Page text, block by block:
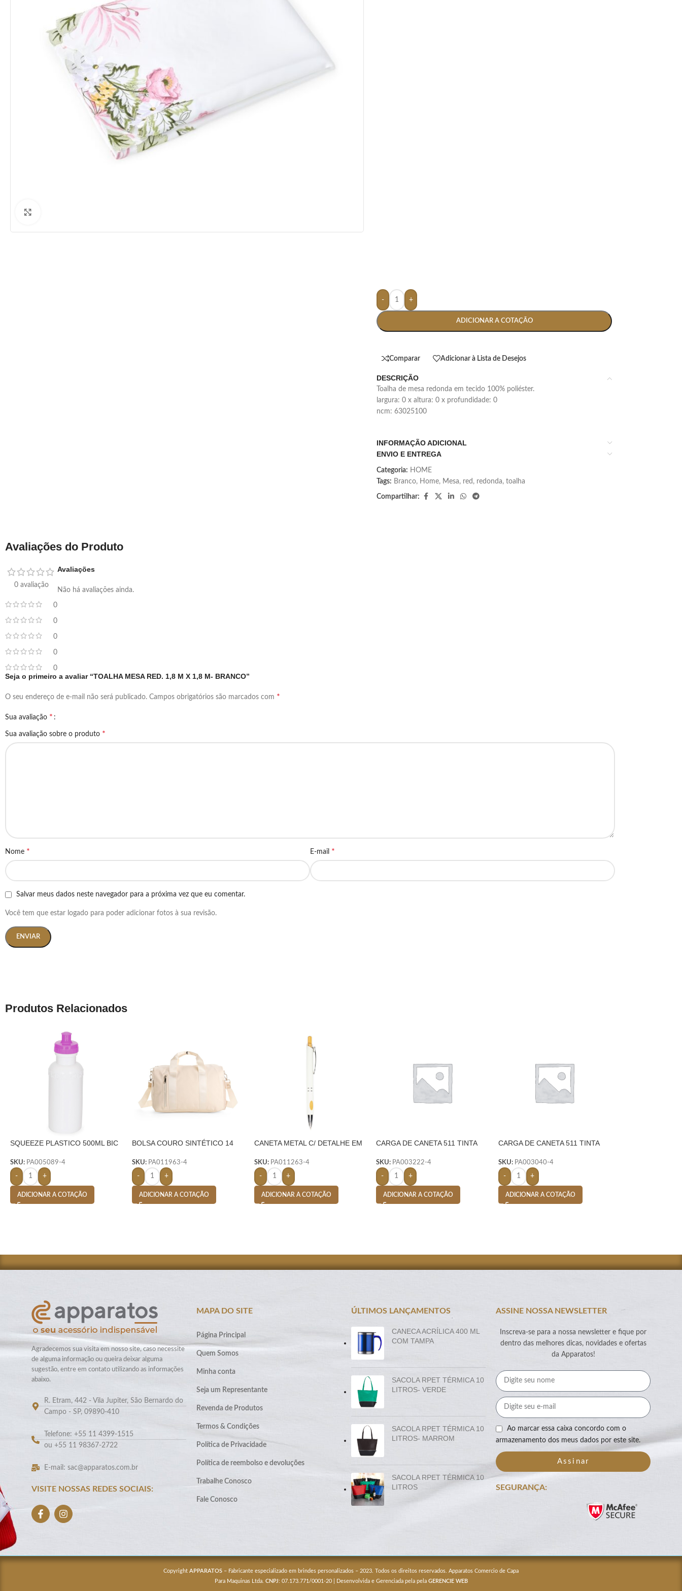
- +
ADICIONAR A COTAÇÃO
Comparar Adicionar à Lista de Desejos
DESCRIÇÃO
toalha de mesa redonda em tecido 100% poliéster.
largura: 0 x altura: 0 x profundidade: 0
ncm: 63025100
INFORMAÇÃO ADICIONAL
ENVIO E ENTREGA
Categoria: HOME
Tags: Branco, Home, Mesa, red , redonda, toalha
Compartilhar:
Avaliações do Produto
0 avaliação
0
0
0
0
0
Avaliações
Não há avaliações ainda.
Seja o primeiro a avaliar “TOALHA MESA RED. 1,8 M X 1,8 M- BRANCO”
O seu endereço de e-mail não será publicado. Campos obrigatórios são marcados com *
Sua avaliação *
Sua avaliação sobre o produto *
Nome * E-mail *
Salvar meus dados neste navegador para a próxima vez que eu comentar.
Você tem que estar logado para poder adicionar fotos à sua revisão.
Produtos Relacionados
SQUEEZE PLASTICO 500ML BIC
SKU: PA005089-4
- +
ADICIONAR A COTAÇÃO
BOLSA COURO SINTÉTICO 14
SKU: PA011963-4
- +
ADICIONAR A COTAÇÃO
CANETA METAL C/ DETALHE EM
SKU: PA011263-4
- +
ADICIONAR A COTAÇÃO
CARGA DE CANETA 511 TINTA
SKU: PA003222-4
- +
ADICIONAR A COTAÇÃO
CARGA DE CANETA 511 TINTA
SKU: PA003040-4
- +
ADICIONAR A COTAÇÃO
Agradecemos sua visita em nosso site, caso necessite
de alguma informação ou queira deixar alguma
sugestão, entre em contato utilizando as informações
abaixo.
R. Etram, 442 - Vila Jupiter, São Bernardo do
Campo - SP, 09890-410
Telefone: +55 11 4399-1515
ou +55 11 98367-2722
E-mail: sac@apparatos.com.br
VISITE NOSSAS REDES SOCIAIS:
MAPA DO SITE
Página Principal
Quem Somos
Minha conta
Seja um Representante
Revenda de Produtos
Termos & Condições
Política de Privacidade
Política de reembolso e devoluções
Trabalhe Conosco
Fale Conosco
ÚLTIMOS LANÇAMENTOS
CANECA ACRÍLICA 400 ML
COM TAMPA
SACOLA RPET TÉRMICA 10
LITROS- VERDE
SACOLA RPET TÉRMICA 10
LITROS- MARROM
SACOLA RPET TÉRMICA 10
LITROS
ASSINE NOSSA NEWSLETTER
Inscreva-se para a nossa newsletter e fique por
dentro das melhores dicas, novidades e ofertas
da Apparatos!
Ao marcar essa caixa concordo com o
armazenamento dos meus dados por este site.
Assinar
SEGURANÇA:
Copyright APPARATOS – Fabricante especializado em brindes personalizados – 2023. Todos os direitos reservados. Apparatos Comercio de Capa
Para Maquinas Ltda. CNPJ: 07.173.771/0001-20 | Desenvolvida e Gerenciada pela pela GERENCIE WEB